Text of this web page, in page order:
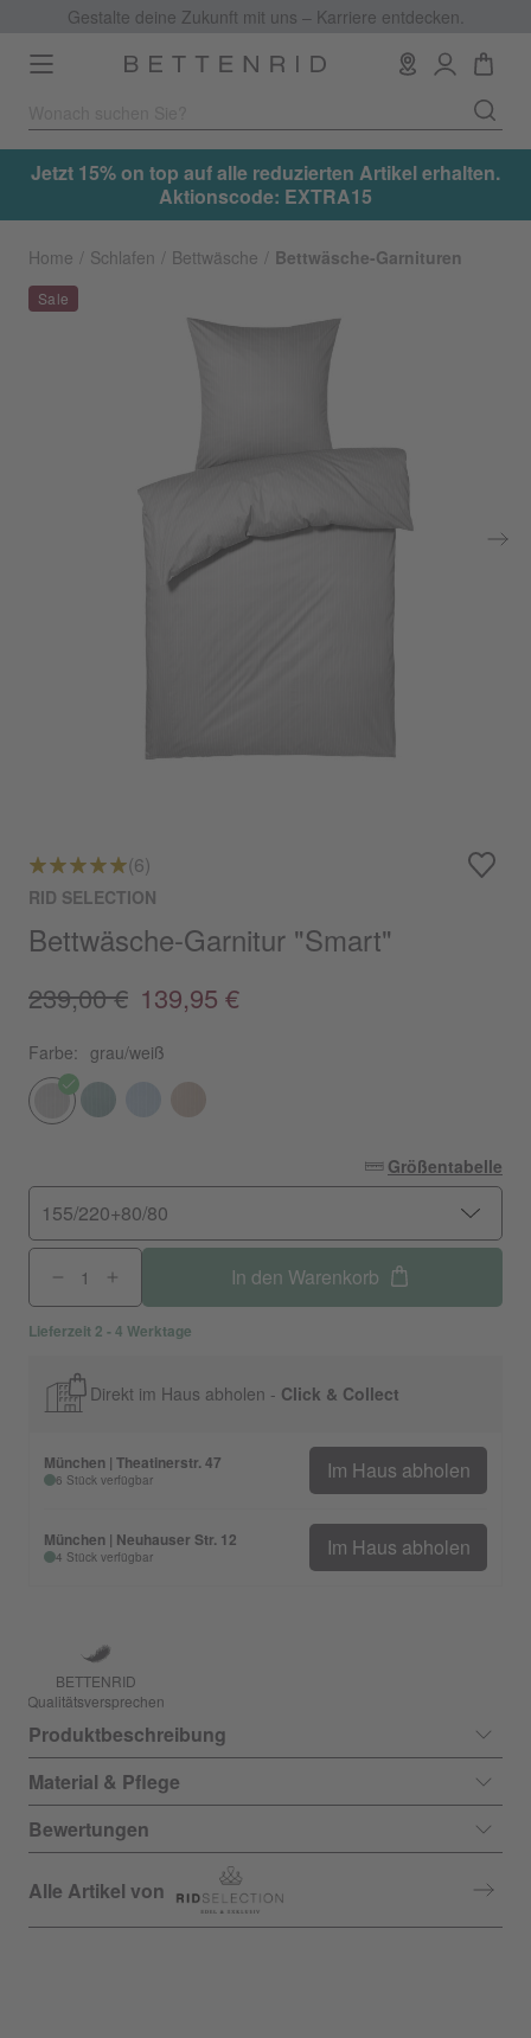
Gestalte deine Zukunft mit uns – Karriere entdecken.
Toggle
navigation
Jetzt 15% on top auf alle reduzierten Artikel erhalten.
Aktionscode: EXTRA15
Home Schlafen Bettwäsche Bettwäsche-Garnituren
(6)
RID SELECTION
Bettwäsche-Garnitur "Smart"
239,00 € 139,95 €
Farbe: grau/weiß
Größentabelle
155/220+80/80
In den Warenkorb
Lieferzeit 2 - 4 Werktage
Direkt im Haus abholen - Click & Collect
München | Theatinerstr. 47
6 Stück verfügbar Im Haus abholen
München | Neuhauser Str. 12
4 Stück verfügbar Im Haus abholen
BETTENRID
Qualitätsversprechen
Produktbeschreibung
Material & Pflege
Bewertungen
Alle Artikel von